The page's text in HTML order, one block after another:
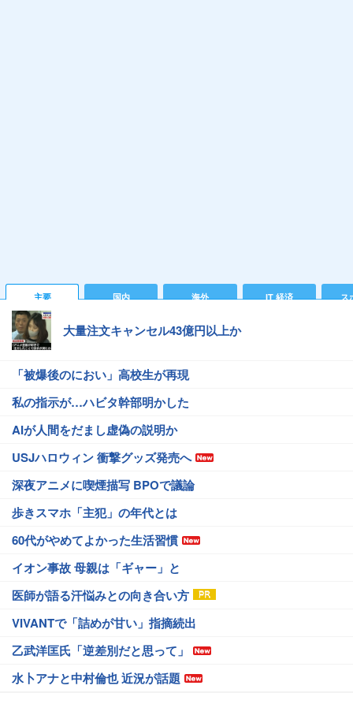
主要 国内 海外 IT 経済 ス
大量注文キャンセル43億円以上か
「被爆後のにおい」高校生が再現
私の指示が…ハビタ幹部明かした
AIが人間をだまし虚偽の説明か
USJハロウィン 衝撃グッズ発売へ
深夜アニメに喫煙描写 BPOで議論
歩きスマホ「主犯」の年代とは
60代がやめてよかった生活習慣
イオン事故 母親は「ギャー」と
医師が語る汗悩みとの向き合い方
VIVANTで「詰めが甘い」指摘続出
乙武洋匡氏「逆差別だと思って」
水卜アナと中村倫也 近況が話題